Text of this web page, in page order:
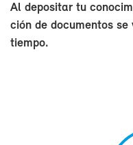
Al de­po­si­tar tu
ción de do­cu­men­tos
tiem­po.